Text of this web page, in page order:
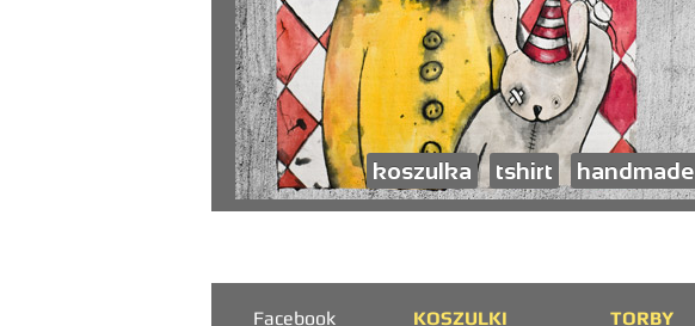
koszulka tshirt handmade
Facebook KOSZULKI TORBY